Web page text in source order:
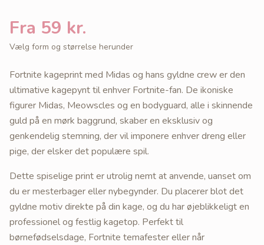
Fra 59 kr.
Vælg form og størrelse herunder
Fortnite kageprint med Midas og hans gyldne crew er den
ultimative kagepynt til enhver Fortnite-fan. De ikoniske
figurer Midas, Meowscles og en bodyguard, alle i skinnende
guld på en mørk baggrund, skaber en eksklusiv og
genkendelig stemning, der vil imponere enhver dreng eller
pige, der elsker det populære spil.
Dette spiselige print er utrolig nemt at anvende, uanset om
du er mesterbager eller nybegynder. Du placerer blot det
gyldne motiv direkte på din kage, og du har øjeblikkeligt en
professionel og festlig kagetop. Perfekt til
børnefødselsdage, Fortnite temafester eller når